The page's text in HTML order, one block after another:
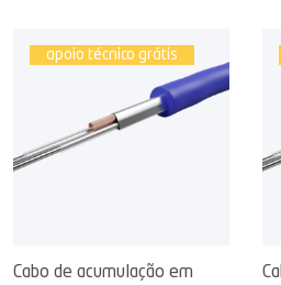
apoio técnico grátis
Cabo de acumulação em